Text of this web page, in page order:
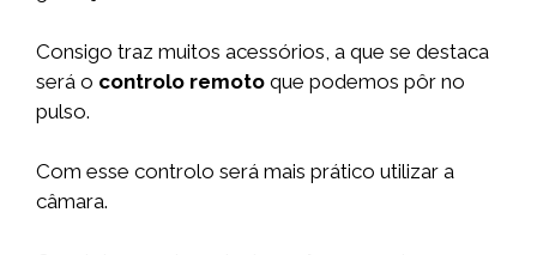
Consigo traz muitos acessórios, a que se destaca
será o controlo remoto que podemos pôr no
pulso.
Com esse controlo será mais prático utilizar a
câmara.